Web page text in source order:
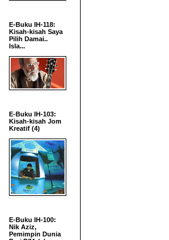
E-Buku IH-118:
Kisah-kisah Saya
Pilih Damai..
Isla...
E-Buku IH-103:
Kisah-kisah Jom
Kreatif (4)
E-Buku IH-100:
Nik Aziz,
Pemimpin Dunia